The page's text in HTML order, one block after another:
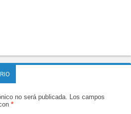
no será publicada. Los campos
*